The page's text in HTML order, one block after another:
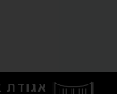
מצאתם משהו
משהו חסר